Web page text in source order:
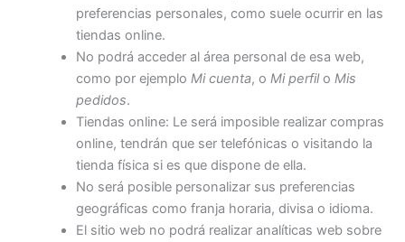
preferencias personales, como suele ocurrir en las
tiendas online.
No podrá acceder al área personal de esa web,
como por ejemplo Mi cuenta, o Mi perfilo Mis
pedidos.
Tiendas online: Le será imposible realizar compras
online, tendrán que ser telefónicas o visitando la
tienda física si es que dispone de ella.
No será posible personalizar sus preferencias
geográficas como franja horaria, divisa o idioma.
El sitio web no podrá realizar analíticas web sobre